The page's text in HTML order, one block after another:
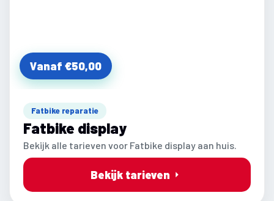
Vanaf €50,00
Fatbike reparatie
Fatbike display
Bekijk alle tarieven voor Fatbike display aan huis.
Bekijk tarieven